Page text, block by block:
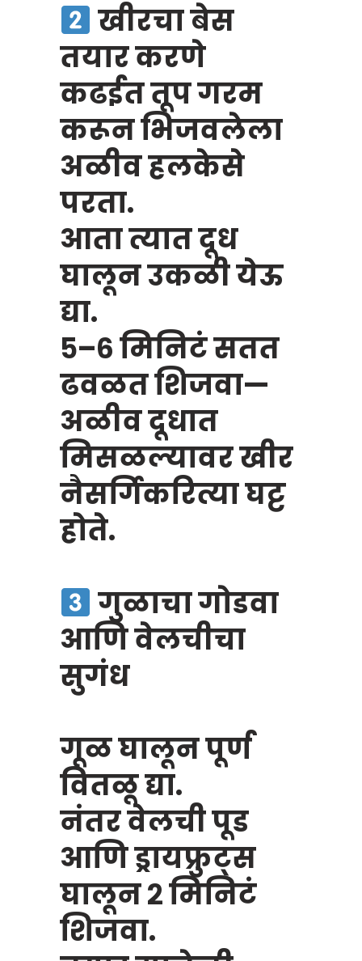
खीरचा बेस
तयार करणे
कढईत तूप गरम
करून भिजवलेला
अळीव हलकेसे
परता.
आता त्यात दूध
घालून उकळी येऊ
द्या.
५–६ मिनिटं सतत
ढवळत शिजवा—
अळीव दूधात
मिसळल्यावर खीर
नैसर्गिकरित्या घट्ट
होते.
गुळाचा गोडवा
आणि वेलचीचा
सुगंध
गूळ घालून पूर्ण
वितळू द्या.
नंतर वेलची पूड
आणि ड्रायफ्रुट्स
घालून २ मिनिटं
शिजवा.